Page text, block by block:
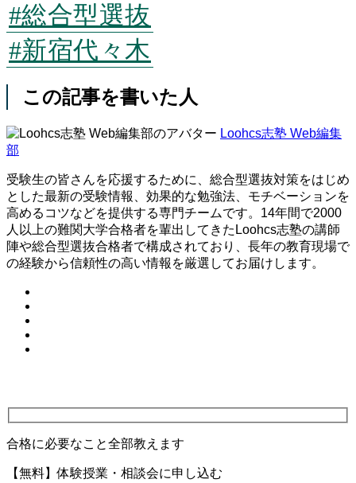
#総合型選抜
#新宿代々木
この記事を書いた人
Loohcs志塾 Web編集
部
受験生の皆さんを応援するために、総合型選抜対策をはじめ
とした最新の受験情報、効果的な勉強法、モチベーションを
高めるコツなどを提供する専門チームです。14年間で2000
人以上の難関大学合格者を輩出してきたLoohcs志塾の講師
陣や総合型選抜合格者で構成されており、長年の教育現場で
の経験から信頼性の高い情報を厳選してお届けします。
合格に必要なこと全部教えます
【無料】体験授業・相談会に申し込む